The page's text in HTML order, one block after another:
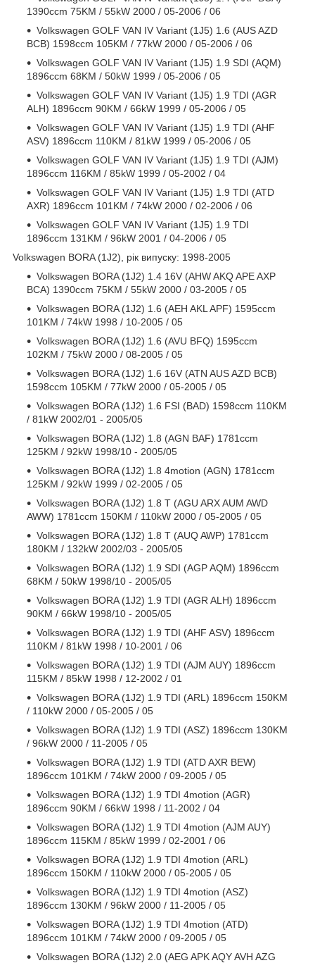
1390ccm 75KM / 55kW 2000 / 05-2006 / 06
Volkswagen GOLF VAN IV Variant (1J5) 1.6 (AUS AZD
BCB) 1598ccm 105KM / 77kW 2000 / 05-2006 / 06
Volkswagen GOLF VAN IV Variant (1J5) 1.9 SDI (AQM)
1896ccm 68KM / 50kW 1999 / 05-2006 / 05
Volkswagen GOLF VAN IV Variant (1J5) 1.9 TDI (AGR
ALH) 1896ccm 90KM / 66kW 1999 / 05-2006 / 05
Volkswagen GOLF VAN IV Variant (1J5) 1.9 TDI (AHF
ASV) 1896ccm 110KM / 81kW 1999 / 05-2006 / 05
Volkswagen GOLF VAN IV Variant (1J5) 1.9 TDI (AJM)
1896ccm 116KM / 85kW 1999 / 05-2002 / 04
Volkswagen GOLF VAN IV Variant (1J5) 1.9 TDI (ATD
AXR) 1896ccm 101KM / 74kW 2000 / 02-2006 / 06
Volkswagen GOLF VAN IV Variant (1J5) 1.9 TDI
1896ccm 131KM / 96kW 2001 / 04-2006 / 05
Volkswagen BORA (1J2), рік випуску: 1998-2005
Volkswagen BORA (1J2) 1.4 16V (AHW AKQ APE AXP
BCA) 1390ccm 75KM / 55kW 2000 / 03-2005 / 05
Volkswagen BORA (1J2) 1.6 (AEH AKL APF) 1595ccm
101KM / 74kW 1998 / 10-2005 / 05
Volkswagen BORA (1J2) 1.6 (AVU BFQ) 1595ccm
102KM / 75kW 2000 / 08-2005 / 05
Volkswagen BORA (1J2) 1.6 16V (ATN AUS AZD BCB)
1598ccm 105KM / 77kW 2000 / 05-2005 / 05
Volkswagen BORA (1J2) 1.6 FSI (BAD) 1598ccm 110KM
/ 81kW 2002/01 - 2005/05
Volkswagen BORA (1J2) 1.8 (AGN BAF) 1781ccm
125KM / 92kW 1998/10 - 2005/05
Volkswagen BORA (1J2) 1.8 4motion (AGN) 1781ccm
125KM / 92kW 1999 / 02-2005 / 05
Volkswagen BORA (1J2) 1.8 T (AGU ARX AUM AWD
AWW) 1781ccm 150KM / 110kW 2000 / 05-2005 / 05
Volkswagen BORA (1J2) 1.8 T (AUQ AWP) 1781ccm
180KM / 132kW 2002/03 - 2005/05
Volkswagen BORA (1J2) 1.9 SDI (AGP AQM) 1896ccm
68KM / 50kW 1998/10 - 2005/05
Volkswagen BORA (1J2) 1.9 TDI (AGR ALH) 1896ccm
90KM / 66kW 1998/10 - 2005/05
Volkswagen BORA (1J2) 1.9 TDI (AHF ASV) 1896ccm
110KM / 81kW 1998 / 10-2001 / 06
Volkswagen BORA (1J2) 1.9 TDI (AJM AUY) 1896ccm
115KM / 85kW 1998 / 12-2002 / 01
Volkswagen BORA (1J2) 1.9 TDI (ARL) 1896ccm 150KM
/ 110kW 2000 / 05-2005 / 05
Volkswagen BORA (1J2) 1.9 TDI (ASZ) 1896ccm 130KM
/ 96kW 2000 / 11-2005 / 05
Volkswagen BORA (1J2) 1.9 TDI (ATD AXR BEW)
1896ccm 101KM / 74kW 2000 / 09-2005 / 05
Volkswagen BORA (1J2) 1.9 TDI 4motion (AGR)
1896ccm 90KM / 66kW 1998 / 11-2002 / 04
Volkswagen BORA (1J2) 1.9 TDI 4motion (AJM AUY)
1896ccm 115KM / 85kW 1999 / 02-2001 / 06
Volkswagen BORA (1J2) 1.9 TDI 4motion (ARL)
1896ccm 150KM / 110kW 2000 / 05-2005 / 05
Volkswagen BORA (1J2) 1.9 TDI 4motion (ASZ)
1896ccm 130KM / 96kW 2000 / 11-2005 / 05
Volkswagen BORA (1J2) 1.9 TDI 4motion (ATD)
1896ccm 101KM / 74kW 2000 / 09-2005 / 05
Volkswagen BORA (1J2) 2.0 (AEG APK AQY AVH AZG